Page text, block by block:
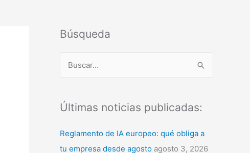
Búsqueda
c
a
r
Últimas noticias publicadas:
Reglamento de IA europeo: qué obliga a
tu empresa desde agosto agosto 3, 2026